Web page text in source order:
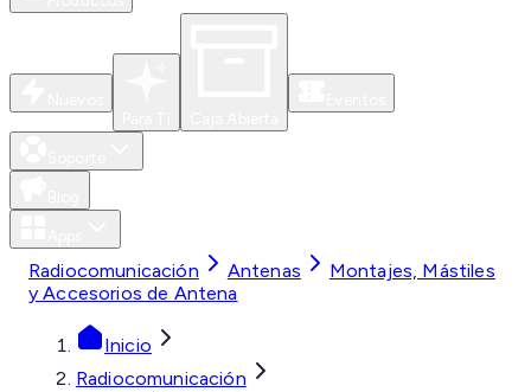
Radiocomunicación Antenas
Montajes, Mástiles
y Accesorios de Antena
Inicio
Radiocomunicación